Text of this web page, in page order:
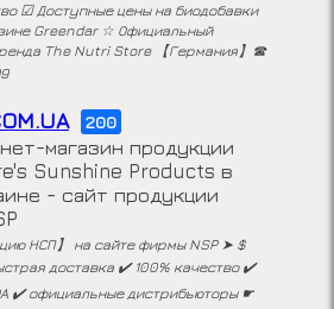
☑ Доступные цены на биодобавки
Greendar ☆ Официальный
The Nutri Store 【Германия】☎
200
магазин продукции
Sunshine Products в
- сайт продукции
НСП】 на сайте фирмы NSP ➤ $
доставка ✔️ 100% качество ✔️
✔️ официальные дистрибьюторы ☛